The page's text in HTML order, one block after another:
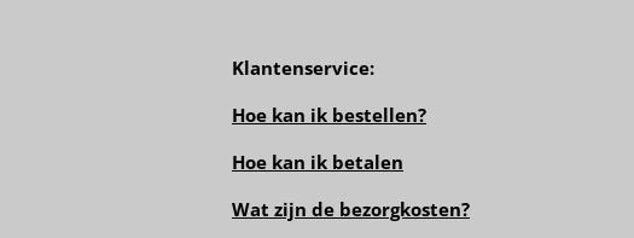
Klantenservice:
Hoe kan ik bestellen?
Hoe kan ik betalen
Wat zijn de bezorgkosten?